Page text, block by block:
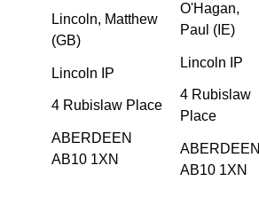
Lincoln, Matthew
(GB)
Lincoln IP
4 Rubislaw Place
ABERDEEN
AB10 1XN
O'Hagan,
Paul (IE)
Lincoln IP
4 Rubislaw
Place
ABERDEEN
AB10 1XN